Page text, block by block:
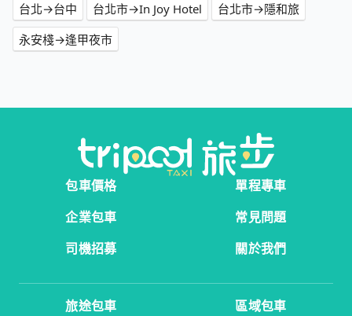
台北→台中
台北市→In Joy Hotel
台北市→隱和旅
永安棧→逢甲夜市
包車價格
單程專車
企業包車
常見問題
司機招募
關於我們
旅途包車 區域包車